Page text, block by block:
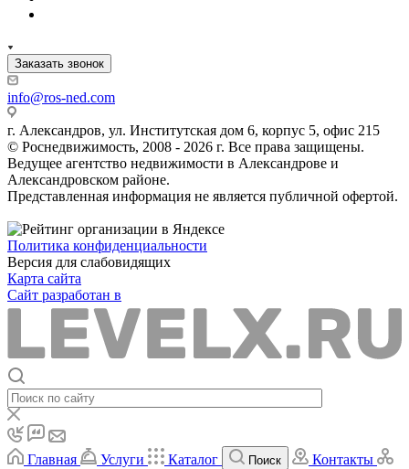
Заказать звонок
info@ros-ned.com
г. Александров, ул. Институтская дом 6, корпус 5, офис 215
© Роснедвижимость, 2008 - 2026 г. Все права защищены.
Ведущее агентство недвижимости в Александрове и
Александровском районе.
Представленная информация не является публичной офертой.
Политика конфиденциальности
Версия для слабовидящих
Карта сайта
Сайт разработан в
Главная Услуги Каталог Поиск
Контакты